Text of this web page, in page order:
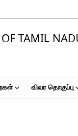
விவர தொகுப்பு